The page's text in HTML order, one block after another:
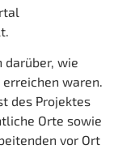
darüber, wie
waren.
des Projektes
Orte sowie
vor Ort